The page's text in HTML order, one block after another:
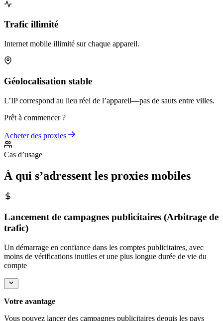
Trafic illimité
Internet mobile illimité sur chaque appareil.
Géolocalisation stable
L’IP correspond au lieu réel de l’appareil—pas de sauts entre villes.
Prêt à commencer ?
Acheter des proxies
Cas d’usage
À qui s’adressent les proxies mobiles
Lancement de campagnes publicitaires (Arbitrage de
trafic)
Un démarrage en confiance dans les comptes publicitaires, avec
moins de vérifications inutiles et une plus longue durée de vie du
compte
Votre avantage
Vous pouvez lancer des campagnes publicitaires depuis les pays